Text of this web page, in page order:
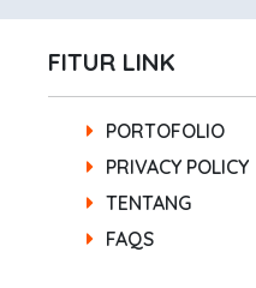
FITUR LINK
PORTOFOLIO
PRIVACY POLICY
TENTANG
FAQS